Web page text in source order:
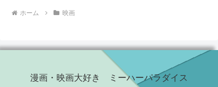
ホーム 映画
漫画・映画大好き ミーハーパラダイス